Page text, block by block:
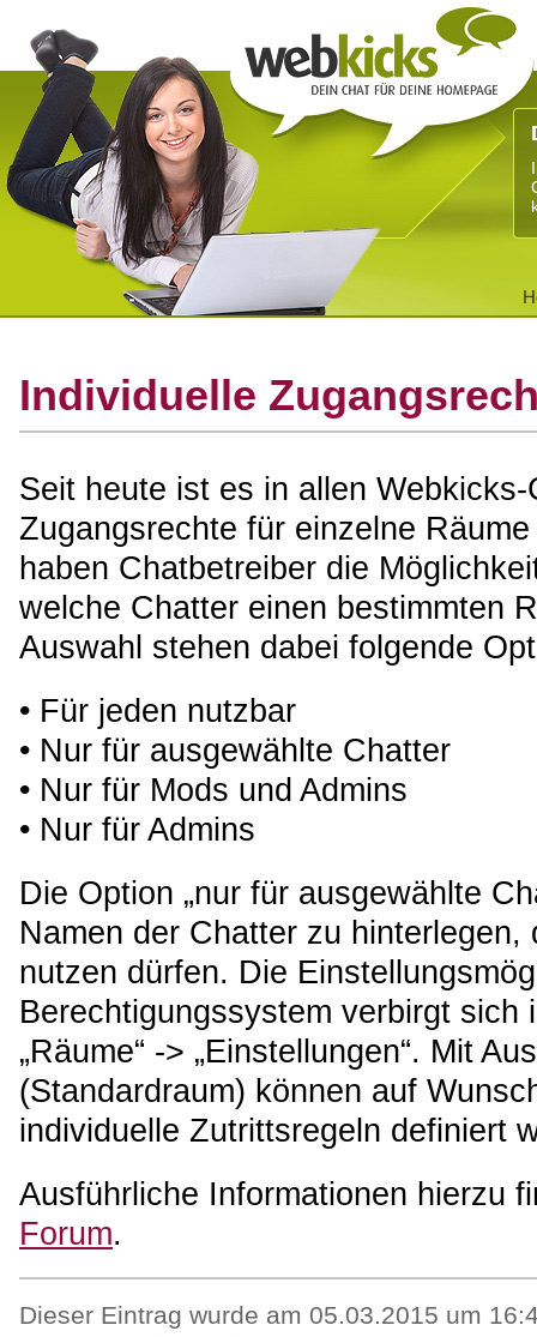
Individuelle
Seit heute ist es in allen
Zugangsrechte für einzelne
haben Chatbetreiber die
welche Chatter einen bestimmten
Auswahl stehen dabei folgende
• Für jeden nutzbar
• Nur für ausgewählte Chatter
• Nur für Mods und Admins
• Nur für Admins
Die Option „nur für ausgewählte
Namen der Chatter zu hinterlegen,
nutzen dürfen. Die
Berechtigungssystem verbirgt sich
„Räume“ -> „Einstellungen“. Mit
(Standardraum) können auf
individuelle Zutrittsregeln definiert
Ausführliche Informationen hierzu
Forum.
Dieser Eintrag wurde am 05.03.2015 um